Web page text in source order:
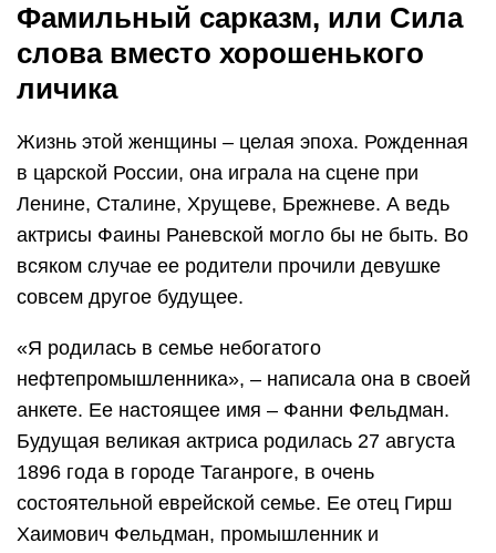
Фамильный сарказм, или Сила
слова вместо хорошенького
личика
Жизнь этой женщины – целая эпоха. Рожденная
в царской России, она играла на сцене при
Ленине, Сталине, Хрущеве, Брежневе. А ведь
актрисы Фаины Раневской могло бы не быть. Во
всяком случае ее родители прочили девушке
совсем другое будущее.
«Я родилась в семье небогатого
нефтепромышленника», – написала она в своей
анкете. Ее настоящее имя – Фанни Фельдман.
Будущая великая актриса родилась 27 августа
1896 года в городе Таганроге, в очень
состоятельной еврейской семье. Ее отец Гирш
Хаимович Фельдман, промышленник и